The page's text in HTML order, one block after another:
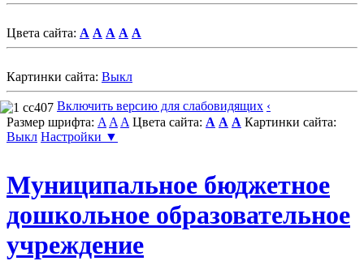
Цвета сайта: A A A A A
Картинки сайта: Выкл
Включить версию для слабовидящих ‹
Размер шрифта: A A A Цвета сайта: A A A Картинки сайта:
Выкл Настройки ▼
Муниципальное бюджетное
дошкольное образовательное
учреждение